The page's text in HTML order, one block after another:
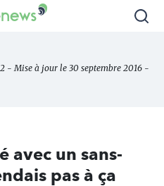
- Mise à jour le 30 septembre 2016 -
avec un sans-
pas à ça